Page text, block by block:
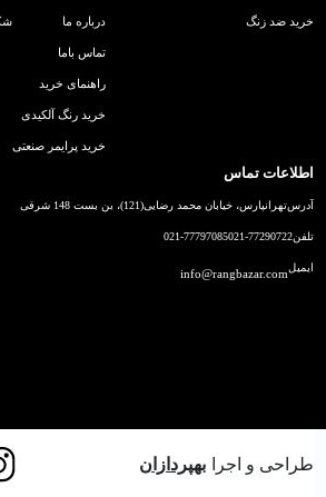
خرید ضد زنگ درباره ما
تماس باما
راهنمای خرید
خرید رنگ آلکیدی
خرید پرایمر صنعتی
اطلاعات تماس
آدرستهرانپارس، خیابان محمد رضایی(121)، بن بست 148 شرقی
تلفن021-77290722
021-77797085
ایمیلinfo@rangbazar.com
طراحی و اجرا بهپردازان